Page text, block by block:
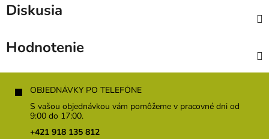
Diskusia
Hodnotenie
OBJEDNÁVKY PO TELEFÓNE
S vašou objednávkou vám pomôžeme v pracovné dni od
9:00 do 17:00.
+421 918 135 812